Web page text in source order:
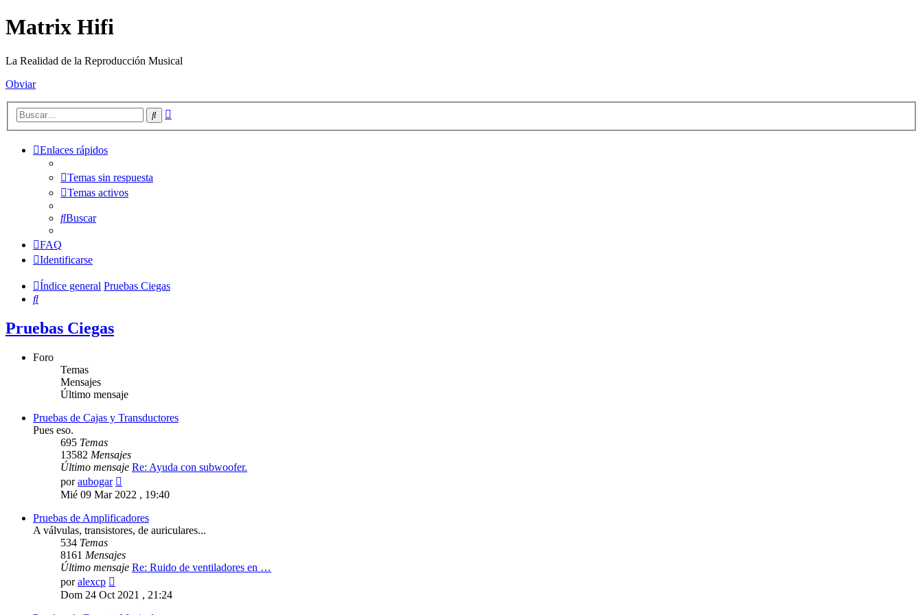
Matrix Hifi
La Realidad de la Reproducción Musical
Obviar
Buscar
Enlaces rápidos
Temas sin respuesta
Temas activos
Buscar
FAQ
Identificarse
Índice general Pruebas Ciegas
Buscar
Pruebas Ciegas
Foro
Temas
Mensajes
Último mensaje
Pruebas de Cajas y Transductores
Pues eso.
695 Temas
13582 Mensajes
Último mensaje Re: Ayuda con subwoofer.
poraubogar
último
mensaje
Mié 09 Mar 2022 , 19:40
Pruebas de Amplificadores
A válvulas, transistores, de auriculares...
534 Temas
8161 Mensajes
Último mensaje Re: Ruido de ventiladores en …
poralexcp
último
mensaje
Dom 24 Oct 2021 , 21:24